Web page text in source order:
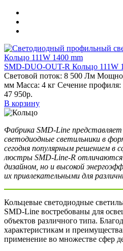
SMD-DUO-OUT-R Кольцо 111W
Световой поток: 8 500 Лм
мм Масса: 4 кг Сечение профиля:
47 950р.
В корзину
Фабрика SMD-Line
светодиодные светильники в
сегодня популярным решением в
люстры SMD-Line-R
дизайном, но и высокой
их привлекательными для
Кольцевые светодиодные
SMD-Line востребованы для
объектов различного типа.
характеристикам и
применение во множестве сфер